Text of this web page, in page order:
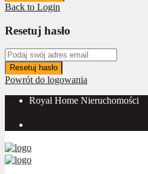
Back to Login
Resetuj hasło
Resetuj hasło
Powrót do logowania
Royal Home Nieruchomości